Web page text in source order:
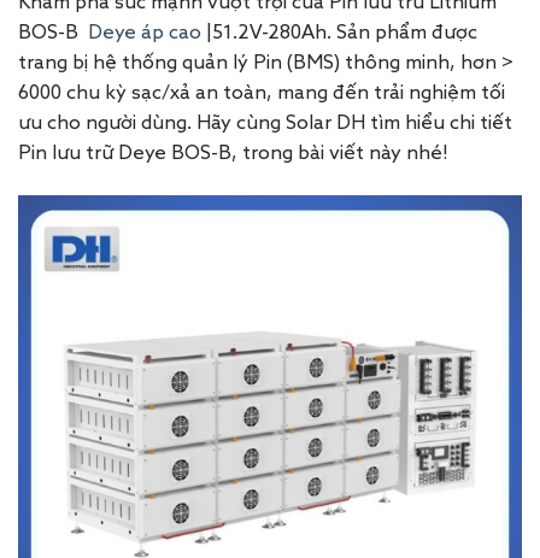
BOS-B
Deye áp cao |51.2V-280Ah. Sản phẩm được
trang bị hệ thống quản lý Pin (BMS) thông minh, hơn >
6000 chu kỳ sạc/xả an toàn, mang đến trải nghiệm tối
ưu cho người dùng. Hãy cùng Solar DH tìm hiểu chi tiết
Pin lưu trữ Deye BOS-B, trong bài viết này nhé!